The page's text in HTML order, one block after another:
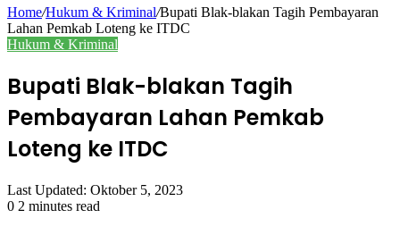
Home/Hukum & Kriminal/Bupati Blak-blakan Tagih Pembayaran
Lahan Pemkab Loteng ke ITDC
Hukum & Kriminal
Bupati Blak-blakan Tagih
Pembayaran Lahan Pemkab
Loteng ke ITDC
Last Updated: Oktober 5, 2023
0 2 minutes read